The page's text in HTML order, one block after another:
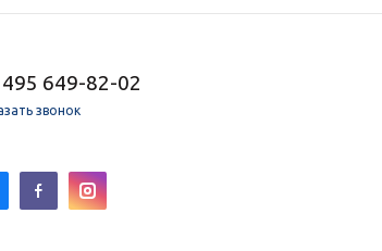
649-82-02
звонок